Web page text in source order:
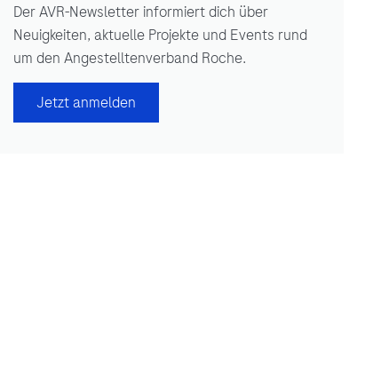
Der AVR-Newsletter informiert dich über
Neuigkeiten, aktuelle Projekte und Events rund
um den Angestelltenverband Roche.
Jetzt anmelden